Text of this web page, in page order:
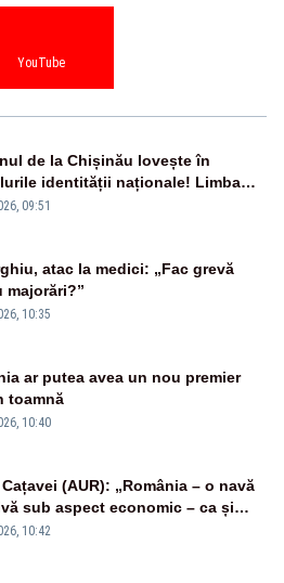
YouTube
de la Chișinău lovește în
identității naționale! Limba
nu se economisește! Limba
09:51
atac la medici: „Fac grevă
majorări?”
10:35
ar putea avea un nou premier
toamnă
10:40
(AUR): „România – o navă
sub aspect economic – ca și
al guvernărilor din ultimii 36 de
10:42